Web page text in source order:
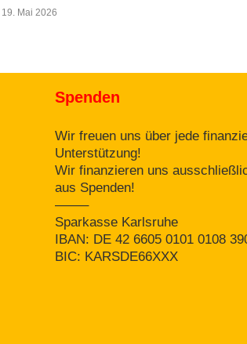
19. Mai 2026
Spenden
Wir freuen uns über jede
Unterstützung!
Wir finanzieren uns
aus Spenden!
——–
Sparkasse Karlsruhe
IBAN: DE 42 6605 0101 0108
BIC: KARSDE66XXX